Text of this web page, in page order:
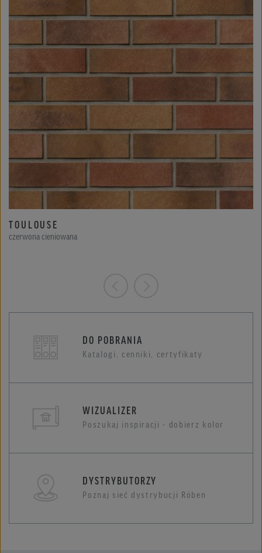
TOULOUSE
czerwona cieniowana
DO POBRANIA
Katalogi, cenniki, certyfikaty
WIZUALIZER
Poszukaj inspiracji - dobierz kolor
DYSTRYBUTORZY
Poznaj sieć dystrybucji Röben